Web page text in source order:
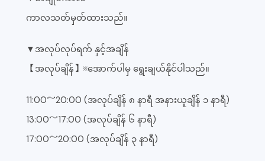
ကာလသတ်မှတ်ထားသည်။
▼အလုပ်လုပ်ရက် နှင့်အချိန်
【အလုပ်ချိန်】※အောက်ပါမှ ရွေးချယ်နိုင်ပါသည်။
11:00～20:00 (အလုပ်ချိန် ၈ နာရီ အနားယူချိန် ၁ နာရီ)
13:00～17:00 (အလုပ်ချိန် ၆ နာရီ)
17:00～20:00 (အလုပ်ချိန် ၃ နာရီ)